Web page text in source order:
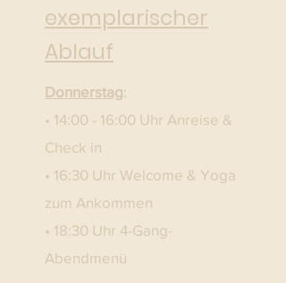
exemplarischer
Ablauf
Donnerstag:
• 14:00 - 16:00 Uhr Anreise &
Check in
• 16:30 Uhr Welcome & Yoga
zum Ankommen
• 18:30 Uhr 4-Gang-
Abendmenü​​